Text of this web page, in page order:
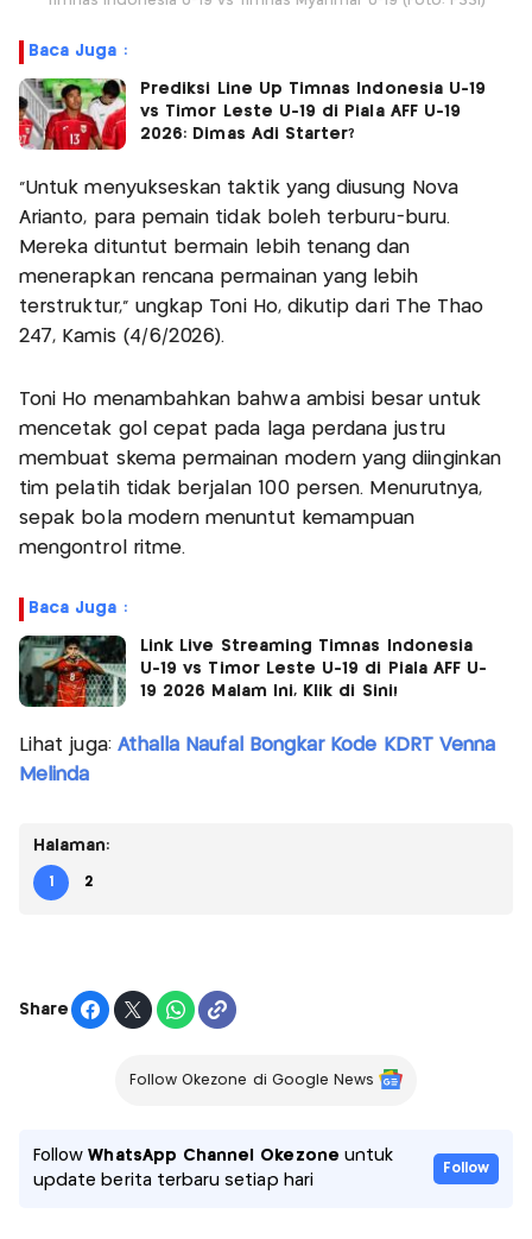
Baca Juga :
Prediksi Line Up Timnas Indonesia U-19
vs Timor Leste U-19 di Piala AFF U-19
2026: Dimas Adi Starter?
"Untuk menyukseskan taktik yang diusung Nova
Arianto, para pemain tidak boleh terburu-buru.
Mereka dituntut bermain lebih tenang dan
menerapkan rencana permainan yang lebih
terstruktur," ungkap Toni Ho, dikutip dari The Thao
247, Kamis (4/6/2026).
Toni Ho menambahkan bahwa ambisi besar untuk
mencetak gol cepat pada laga perdana justru
membuat skema permainan modern yang diinginkan
tim pelatih tidak berjalan 100 persen. Menurutnya,
sepak bola modern menuntut kemampuan
mengontrol ritme.
Baca Juga :
Link Live Streaming Timnas Indonesia
U-19 vs Timor Leste U-19 di Piala AFF U-
19 2026 Malam Ini, Klik di Sini!
Lihat juga: Athalla Naufal Bongkar Kode KDRT Venna
Melinda
Halaman:
1 2
Share
Follow Okezone di Google News
FollowWhatsApp Channel Okezone untuk
update berita terbaru setiap hari
Follow